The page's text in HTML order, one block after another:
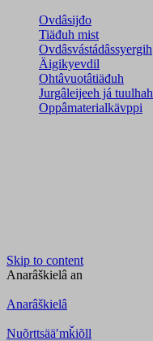
Ovdâsijđo
Tiäđuh mist
Ovdâsvástádâssyergih
Äigikyevdil
Ohtâvuotâtiäđuh
Jurgâleijeeh já tuulhah
Oppâmaterialkävppi
Skip to content
Anarâškielâ an
Anarâškielâ
Nuõrttsääʹmǩiõll